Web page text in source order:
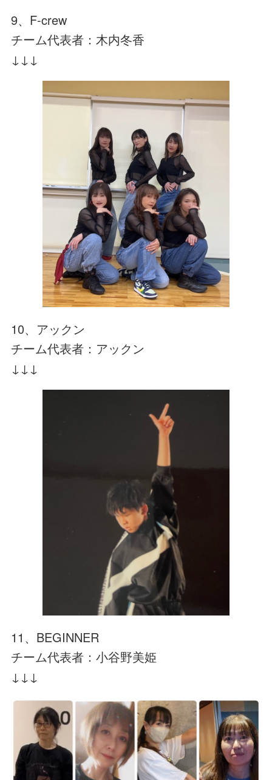
9、F-crew
チーム代表者：木内冬香
↓↓↓
10、アックン
チーム代表者：アックン
↓↓↓
11、BEGINNER
チーム代表者：小谷野美姫
↓↓↓